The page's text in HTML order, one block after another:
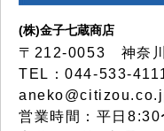
(株)金子七蔵商店
〒212-0053 神奈
TEL：044-533-
営業時間：平日